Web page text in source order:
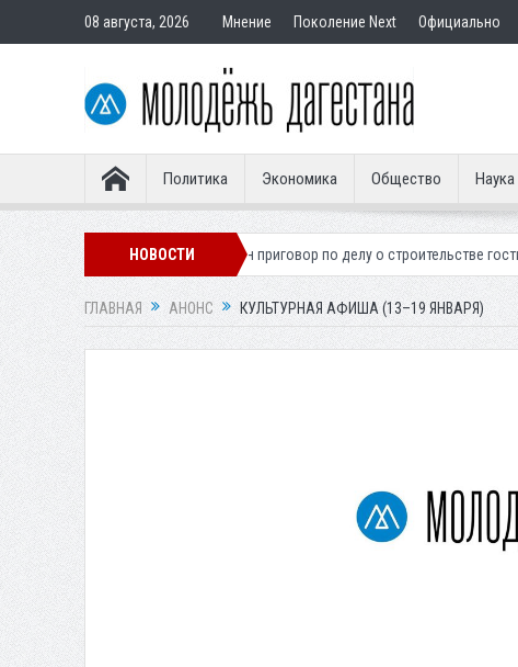
08 августа, 2026 Мнение Поколение Next Официально
Политика Экономика Общество Наука
НОВОСТИ
Вынесен приговор по делу о строительстве гостиницы у
ГЛАВНАЯ АНОНС КУЛЬТУРНАЯ АФИША (13–19 ЯНВАРЯ)